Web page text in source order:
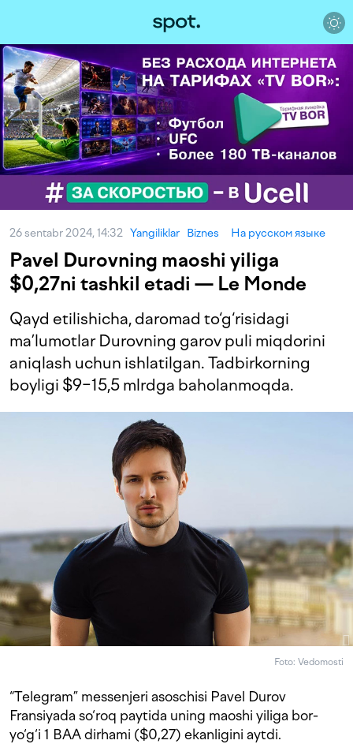
26 sentabr 2024, 14:32 Yangiliklar Biznes На русском языке
Pavel Durovning maoshi yiliga
$0,27ni tashkil etadi — Le Monde
Qayd etilishicha, daromad to‘g‘risidagi
ma’lumotlar Durovning garov puli miqdorini
aniqlash uchun ishlatilgan. Tadbirkorning
boyligi $9−15,5 mlrdga baholanmoqda.
Foto: Vedomosti
“Telegram” messenjeri asoschisi Pavel Durov
Fransiyada so‘roq paytida uning maoshi yiliga bor-
yo‘g‘i 1 BAA dirhami ($0,27) ekanligini aytdi.